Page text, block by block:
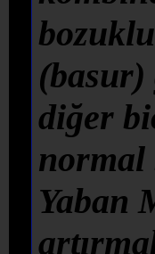
diğer
normal
Yaban